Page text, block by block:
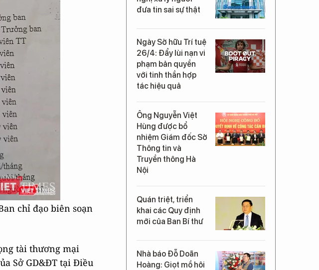
chỉ đạo biên soạn
tài thương mại
Sở GD&ĐT tại Điều
đưa tin sai sự thật
Ngày Sở hữu Trí tuệ
26/4: Đẩy lùi nạn vi
phạm bản quyền
với tinh thần hợp
tác hiệu quả
Ông Nguyễn Việt
Hùng được bổ
nhiệm Giám đốc Sở
Thông tin và
Truyền thông Hà
Nội
Quán triệt, triển
khai các Quy định
mới của Ban Bí thư
Nhà báo Đỗ Doãn
Hoàng: Giọt mồ hôi